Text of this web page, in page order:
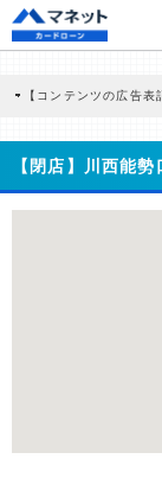
【コンテンツの広告表
商品を根拠なくPRする
どに基づき、公平性を
>提携企業一覧
【閉店】川西能